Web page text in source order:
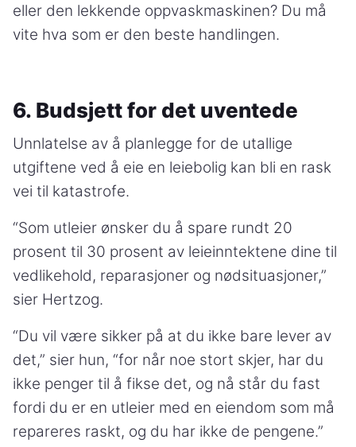
eller den lekkende oppvaskmaskinen? Du må
vite hva som er den beste handlingen.
6. Budsjett for det uventede
Unnlatelse av å planlegge for de utallige
utgiftene ved å eie en leiebolig kan bli en rask
vei til katastrofe.
“Som utleier ønsker du å spare rundt 20
prosent til 30 prosent av leieinntektene dine til
vedlikehold, reparasjoner og nødsituasjoner,”
sier Hertzog.
“Du vil være sikker på at du ikke bare lever av
det,” sier hun, “for når noe stort skjer, har du
ikke penger til å fikse det, og nå står du fast
fordi du er en utleier med en eiendom som må
repareres raskt, og du har ikke de pengene.”